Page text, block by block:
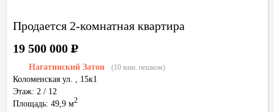
Продается 2-комнатная квартира
Нагатинский Затон (10 мин. пешком)
Коломенская ул. , 15к1
Этаж: 2 / 12
Площадь: 49,9 м2
19 500 000Р